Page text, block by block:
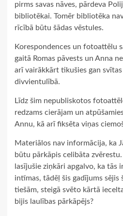
pirms savas nāves, pārdeva
bibliotēkai. Tomēr bibliotēka
rīcībā būtu šādas vēstules.
Korespondences un fotoattēlu
gaitā Romas pāvests un Anna
arī vairākkārt tikušies gan
divvientulībā.
Līdz šim nepubliskotos
redzams cierājam un
Annu, kā arī fiksēta viņas
Materiālos nav informācija, ka
būtu pārkāpis celibāta
lasījušie ziņkāri apgalvo, ka tās
intīmas, tādēļ šis gadījums sējis
tiešām, steigā svēto kārtā
bijis laulības pārkāpējs?